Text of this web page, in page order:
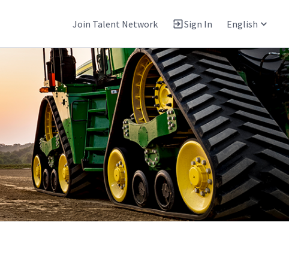
Join Talent Network Sign In English